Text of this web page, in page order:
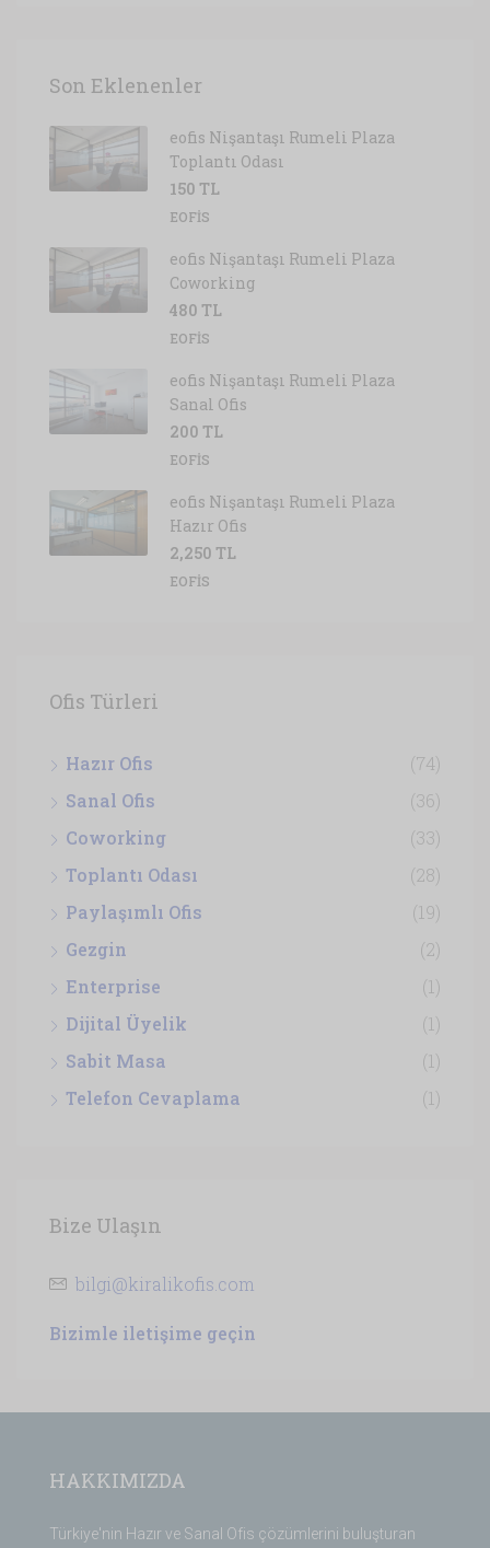
Son Eklenenler
eofis Nişantaşı Rumeli Plaza
Toplantı Odası
150 TL
EOFIS
eofis Nişantaşı Rumeli Plaza
Coworking
480 TL
EOFIS
eofis Nişantaşı Rumeli Plaza
Sanal Ofis
200 TL
EOFIS
eofis Nişantaşı Rumeli Plaza
Hazır Ofis
2,250 TL
EOFIS
Ofis Türleri
Hazır Ofis
(74)
Sanal Ofis
(36)
Coworking
(33)
Toplantı Odası
(28)
Paylaşımlı Ofis
(19)
Gezgin
(2)
Enterprise
(1)
Dijital Üyelik
(1)
Sabit Masa
(1)
Telefon Cevaplama
(1)
Bize Ulaşın
bilgi@kiralikofis.com
Bizimle iletişime geçin
HAKKIMIZDA
Türkiye'nin Hazır ve Sanal Ofis çözümlerini buluşturan